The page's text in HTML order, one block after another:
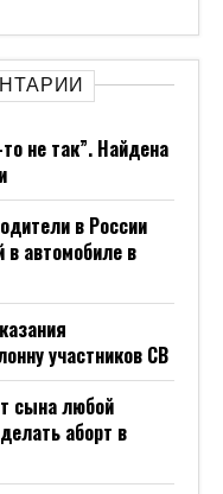
не так”. Найдена
в России
автомобиле в
участников СВ
сына любой
аборт в